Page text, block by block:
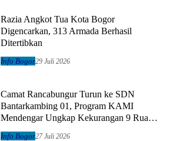
Razia Angkot Tua Kota Bogor
Digencarkan, 313 Armada Berhasil
Ditertibkan
Info Bogor29 Juli 2026
Camat Rancabungur Turun ke SDN
Bantarkambing 01, Program KAMI
Mendengar Ungkap Kekurangan 9 Ruang
Kelas dan 8 Guru
Info Bogor27 Juli 2026